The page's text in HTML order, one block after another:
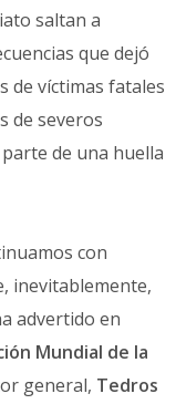
saltan a
que dejó
de víctimas fatales
de severos
de una huella
con
inevitablemente,
advertido en
Mundial de la
general, Tedros